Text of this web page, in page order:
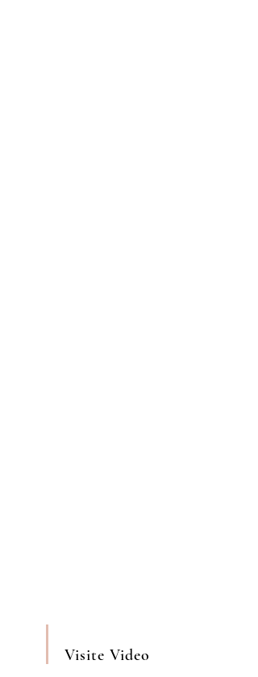
Visite Video